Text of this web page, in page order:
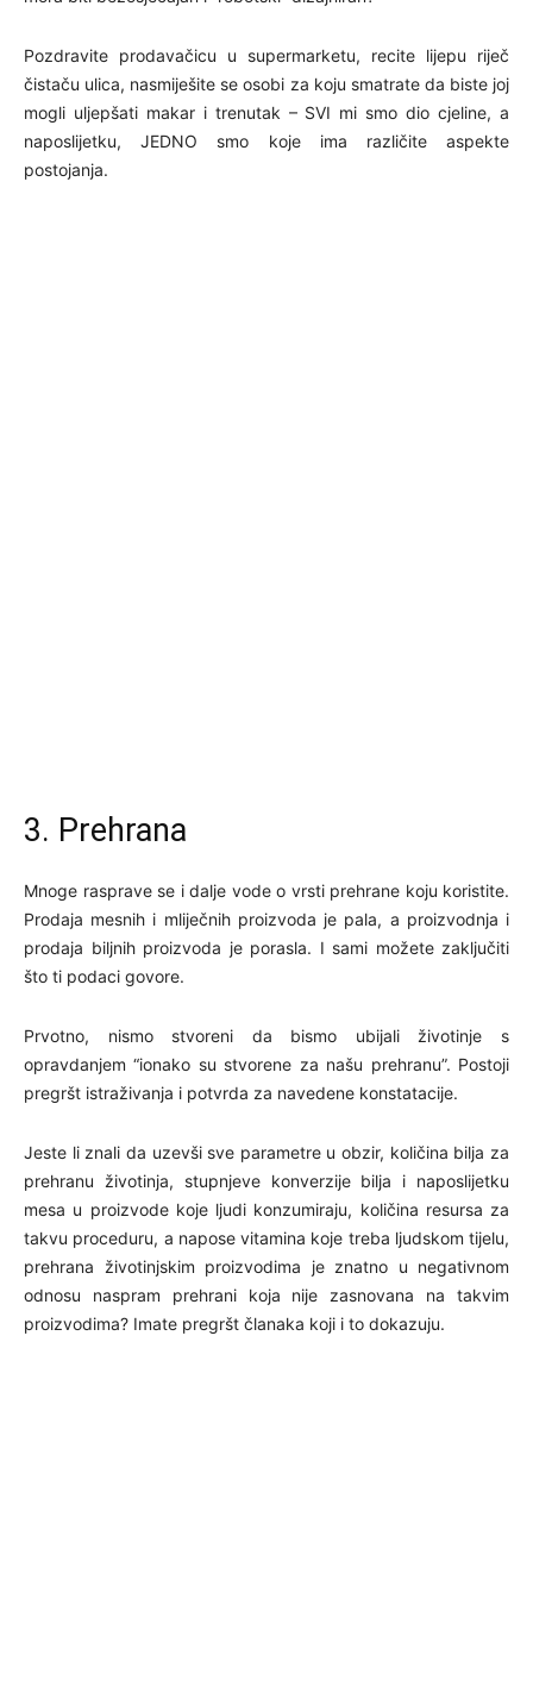
Pozdravite prodavačicu u supermarketu, recite lijepu riječ
čistaču ulica, nasmiješite se osobi za koju smatrate da biste joj
mogli uljepšati makar i trenutak – SVI mi smo dio cjeline, a
naposlijetku, JEDNO smo koje ima različite aspekte
postojanja.
3. Prehrana
Mnoge rasprave se i dalje vode o vrsti prehrane koju koristite.
Prodaja mesnih i mliječnih proizvoda je pala, a proizvodnja i
prodaja biljnih proizvoda je porasla. I sami možete zaključiti
što ti podaci govore.
Prvotno, nismo stvoreni da bismo ubijali životinje s
opravdanjem “ionako su stvorene za našu prehranu”. Postoji
pregršt istraživanja i potvrda za navedene konstatacije.
Jeste li znali da uzevši sve parametre u obzir, količina bilja za
prehranu životinja, stupnjeve konverzije bilja i naposlijetku
mesa u proizvode koje ljudi konzumiraju, količina resursa za
takvu proceduru, a napose vitamina koje treba ljudskom tijelu,
prehrana životinjskim proizvodima je znatno u negativnom
odnosu naspram prehrani koja nije zasnovana na takvim
proizvodima? Imate pregršt članaka koji i to dokazuju.